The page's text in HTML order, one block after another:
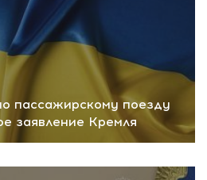
пассажирскому поезду
заявление Кремля